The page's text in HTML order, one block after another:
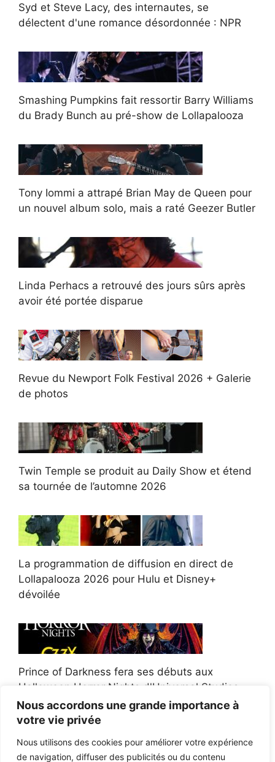
Nous accordons une grande importance à
votre vie privée
Nous utilisons des cookies pour améliorer votre expérience
de navigation, diffuser des publicités ou du contenu
Syd et Steve Lacy, des internautes, se
délectent d'une romance désordonnée : NPR
Smashing Pumpkins fait ressortir Barry Williams
du Brady Bunch au pré-show de Lollapalooza
Tony Iommi a attrapé Brian May de Queen pour
un nouvel album solo, mais a raté Geezer Butler
Linda Perhacs a retrouvé des jours sûrs après
avoir été portée disparue
Revue du Newport Folk Festival 2026 + Galerie
de photos
Twin Temple se produit au Daily Show et étend
sa tournée de l’automne 2026
La programmation de diffusion en direct de
Lollapalooza 2026 pour Hulu et Disney+
dévoilée
Prince of Darkness fera ses débuts aux
Halloween Horror Nights d'Universal Studios